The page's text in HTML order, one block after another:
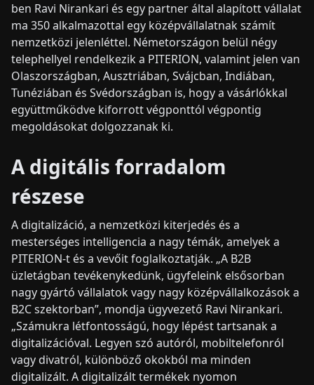
ben Ravi Nirankari és egy partner által alapított vállalat
ma 350 alkalmazottal egy középvállalatnak számít
nemzetközi jelenléttel. Németországon belül négy
telephellyel rendelkezik a PITERION, valamint jelen van
Olaszországban, Ausztriában, Svájcban, Indiában,
Tunéziában és Svédországban is, hogy a vásárlókkal
együttműködve kiforrott végponttól végpontig
megoldásokat dolgozzanak ki.
A digitális forradalom
részese
A digitalizáció, a nemzetközi kiterjedés és a
mesterséges intelligencia a nagy témák, amelyek a
PITERION-t és a vevőit foglalkoztatják. „A B2B
üzletágban tevékenykedünk, ügyfeleink elsősorban
nagy gyártó vállalatok vagy nagy középvállalkozások a
B2C szektorban”, mondja ügyvezető Ravi Nirankari.
„Számukra létfontosságú, hogy lépést tartsanak a
digitalizációval. Legyen szó autóról, mobiltelefonról
vagy divatról, különböző okokból ma minden
digitalizált. A digitalizált termékek nyomon